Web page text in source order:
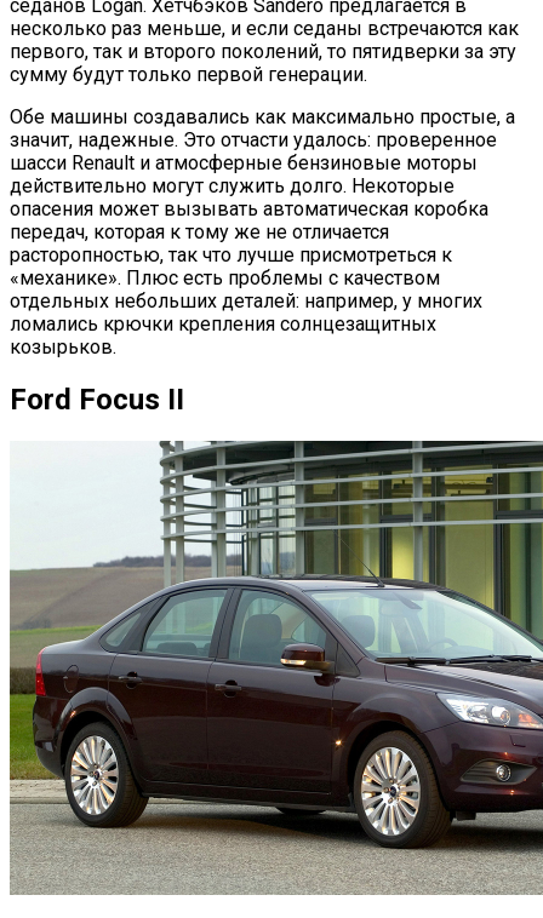
седанов Logan. Хетчбэков Sandero предлагается в
несколько раз меньше, и если седаны встречаются как
первого, так и второго поколений, то пятидверки за эту
сумму будут только первой генерации.
Обе машины создавались как максимально простые, а
значит, надежные. Это отчасти удалось: проверенное
шасси Renault и атмосферные бензиновые моторы
действительно могут служить долго. Некоторые
опасения может вызывать автоматическая коробка
передач, которая к тому же не отличается
расторопностью, так что лучше присмотреться к
«механике». Плюс есть проблемы с качеством
отдельных небольших деталей: например, у многих
ломались крючки крепления солнцезащитных
козырьков.
Ford Focus II